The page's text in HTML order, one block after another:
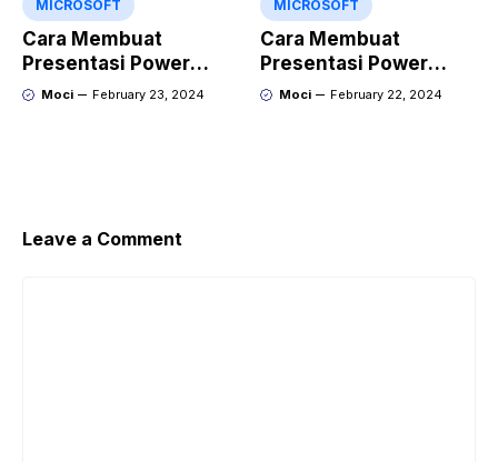
MICROSOFT
Cara Membuat
Presentasi Power
Point yang Keren
Moci February 23, 2024
MICROSOFT
Cara Membuat
Presentasi Power
Point yang Menarik
Moci February 22, 2024
Leave a Comment